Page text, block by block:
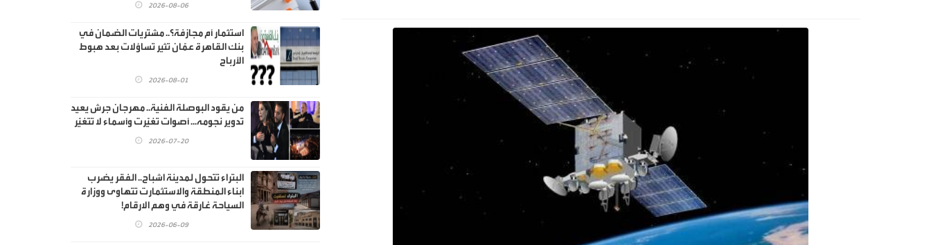
2026-08-06
استثمار أم مجازفة؟.. مشتريات الضمان في
بنك القاهرة عمّان تثير تساؤلات بعد هبوط
الأرباح
2026-08-01
من يقود البوصلة الفنية.. مهرجان جرش يعيد
تدوير نجومه... أصوات تغيّرت وأسماء لا تتغيّر
2026-07-20
البتراء تتحول لمدينة اشباح.. الفقر يضرب
ابناء المنطقة والاستثمارت تتهاوى ووزارة
السياحة غارقة في وهم الارقام!
2026-06-09